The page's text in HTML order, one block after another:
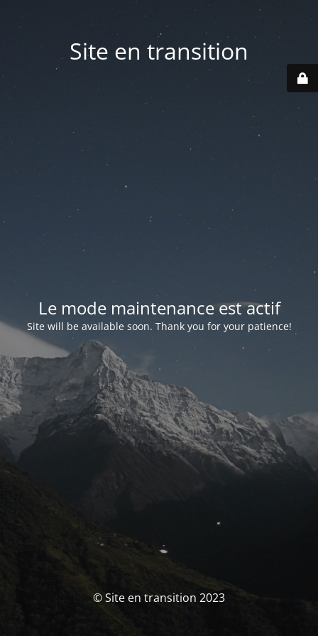
Site en transition
Le mode maintenance est actif
Site will be available soon. Thank you for your patience!
© Site en transition 2023